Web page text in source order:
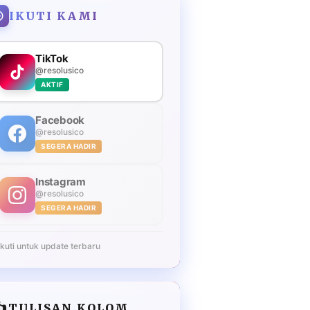
IKUTI KAMI
TikTok
@resolusico
AKTIF
Facebook
@resolusico
SEGERA HADIR
Instagram
@resolusico
SEGERA HADIR
untuk update terbaru